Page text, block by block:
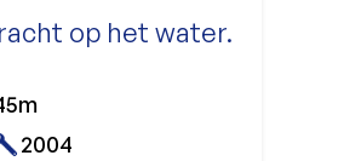
op het water.
2004